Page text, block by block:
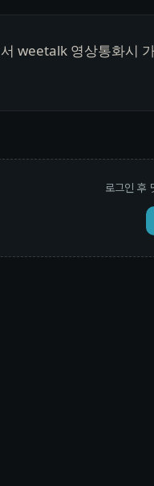
weetalk 영상통화시
로그인 후